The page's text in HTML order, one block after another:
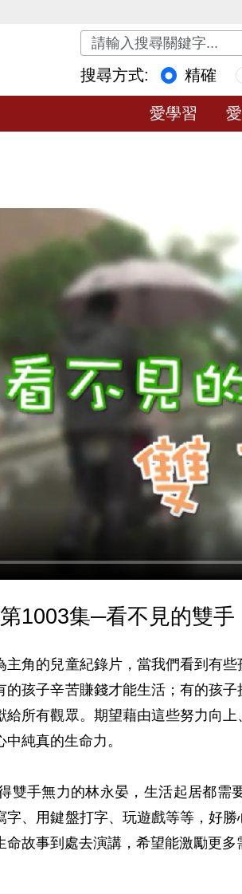
關鍵字搜尋
搜尋方式:
精確
愛學習
1003集─看不見的雙手
主角的兒童紀錄片，當我們看到有
的孩子辛苦賺­錢才能生活；有的孩
給所有觀眾。期望藉由這些努力向
純真的生命力。
雙手無力的林永晏，生活起居都
字、用鍵盤打字、玩遊戲等等，好
故事到處去演講，希望能激勵更多